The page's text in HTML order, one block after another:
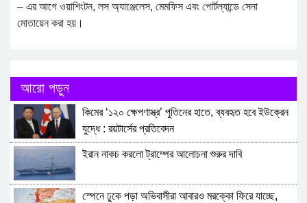
– এর আগে ওয়াশিংটন, লস অ্যাঞ্জেলেস, মেমফিস এবং পোর্টল্যান্ডে সেনা
মোতায়েন করা হয়।
আরো পড়ুন
কিমের ‘১২০ ক্ষেপণাস্ত্র’ পুতিনের হাতে, ব্যবহৃত হবে ইউক্রেন
যুদ্ধে : রয়টার্সের প্রতিবেদন
ইরান নাকচ করলো ট্রাম্পের আলোচনা শুরুর দাবি
স্পেনে ঢুকে পড়া অভিবাসীরা আবারও মরক্কো ফিরে যাচ্ছে,